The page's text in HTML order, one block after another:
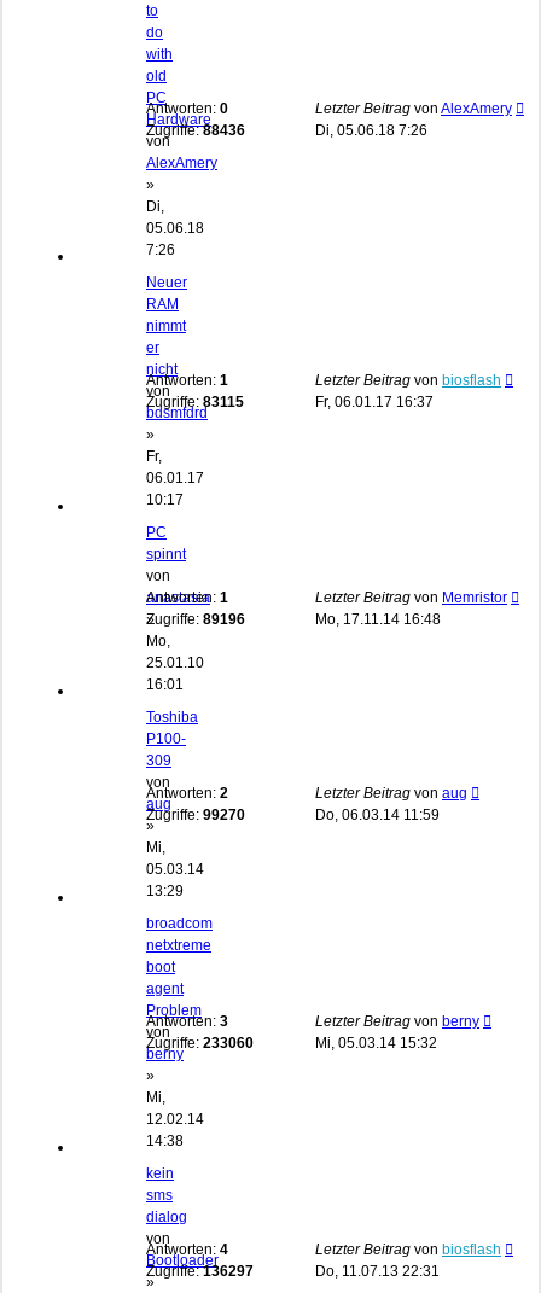
to
do
with
old
PC
Hardware
von
AlexAmery
»
Di,
05.06.18
7:26
Antworten: 0
Zugriffe:88436
Letzter Beitrag von AlexAmery
Di, 05.06.18 7:26
Neuer
RAM
nimmt
er
nicht
von
bdsmfdrd
»
Fr,
06.01.17
10:17
Antworten: 1
Zugriffe: 83115
Letzter Beitrag von biosflash
Fr, 06.01.17 16:37
PC
spinnt
von
anastasia
»
Mo,
25.01.10
16:01
Antworten: 1
Zugriffe: 89196
Letzter Beitrag von Memristor
Mo, 17.11.14 16:48
Toshiba
P100-
309
von
aug
»
Mi,
05.03.14
13:29
Antworten: 2
Zugriffe: 99270
Letzter Beitrag von aug
Do, 06.03.14 11:59
broadcom
netxtreme
boot
agent
Problem
von
berny
»
Mi,
12.02.14
14:38
Antworten: 3
Zugriffe: 233060
Letzter Beitrag von berny
Mi, 05.03.14 15:32
kein
sms
dialog
von
Bootloader
»
Antworten: 4
Zugriffe:136297
Letzter Beitrag von biosflash
Do, 11.07.13 22:31